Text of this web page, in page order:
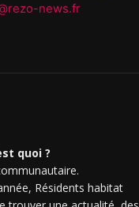
news.fr
quoi ?
Résidents habitat